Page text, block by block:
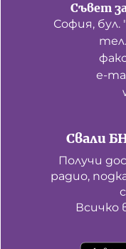
Свали
Получи
радио,
Всичко
Съвет
София,
е-